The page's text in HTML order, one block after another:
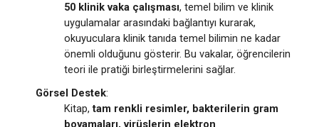
50 klinik vaka çalışması, temel bilim ve klinik
uygulamalar arasındaki bağlantıyı kurarak,
okuyuculara klinik tanıda temel bilimin ne kadar
önemli olduğunu gösterir. Bu vakalar, öğrencilerin
teori ile pratiği birleştirmelerini sağlar.
Görsel Destek:
Kitap,tam renkli resimler, bakterilerin gram
boyamaları, virüslerin elektron